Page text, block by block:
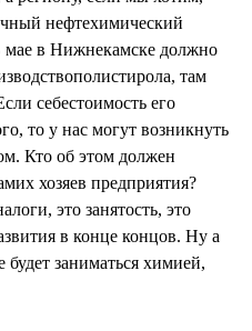
нефтехимический
в Нижнекамске должно
там
себестоимость его
то у нас могут возникнуть
Кто об этом должен
хозяев предприятия?
это занятость, это
в конце концов. Ну а
будет заниматься химией,